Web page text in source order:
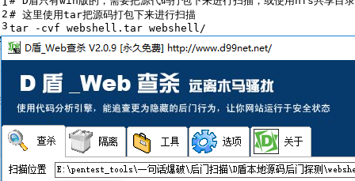
2
3
# 这里使用tar把源码打包下来进行扫描
tar -cvf webshell.tar webshell/